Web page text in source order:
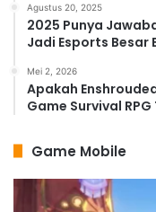
Agustus 20, 2025
2025 Punya
Jadi Esports Besar
Mei 2, 2026
Apakah
Game Survival
Game Mobile